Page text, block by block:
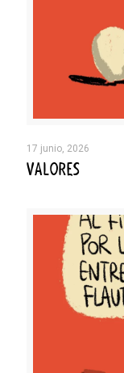
17 junio, 2026
VALORES